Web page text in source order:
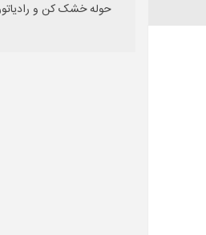
حوله خشک کن و